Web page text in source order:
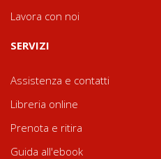
Lavora con noi
SERVIZI
Assistenza e contatti
Libreria online
Prenota e ritira
Guida all'ebook